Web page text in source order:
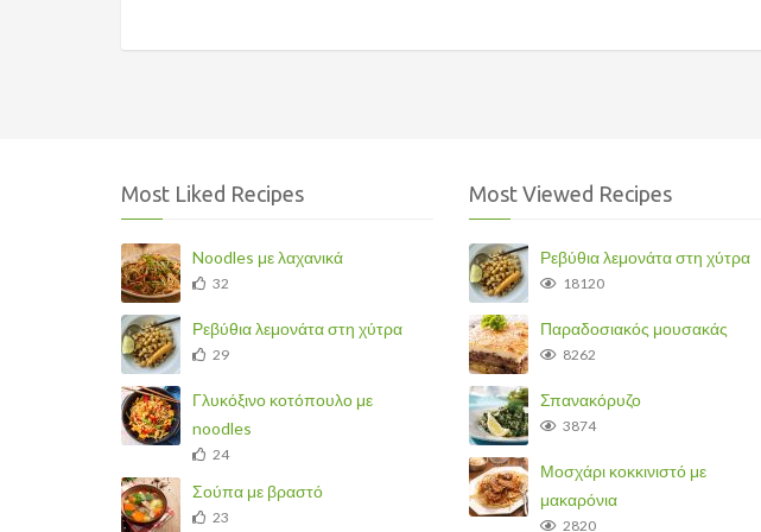
Most Liked Recipes
Noodles με λαχανικά
32
Ρεβύθια λεμονάτα στη χύτρα
29
Γλυκόξινο κοτόπουλο με
noodles
24
Σούπα με βραστό
23
Most Viewed Recipes
Ρεβύθια λεμονάτα στη χύτρα
18120
Παραδοσιακός μουσακάς
8262
Σπανακόρυζο
3874
Μοσχάρι κοκκινιστό με
μακαρόνια
2820